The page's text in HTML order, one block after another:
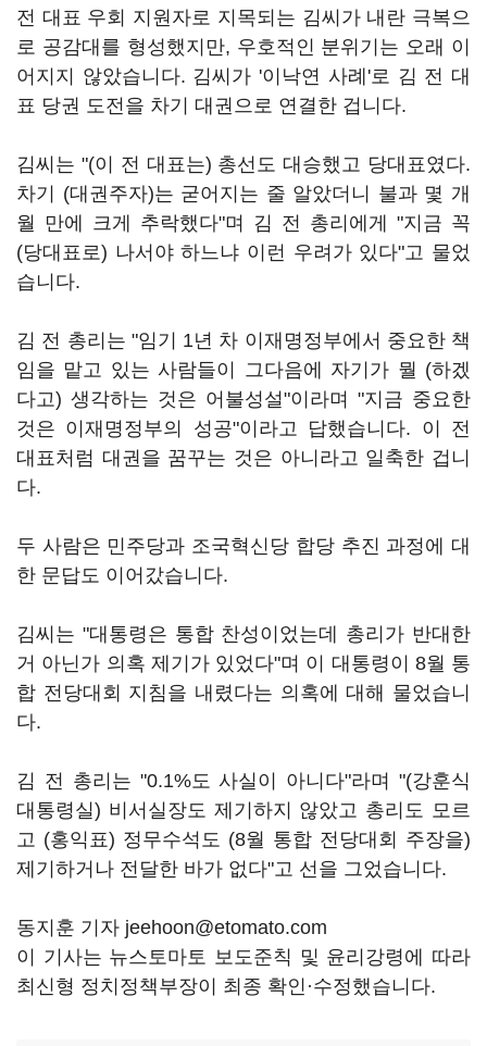
전 대표 우회 지원자로 지목되는 김씨가 내란 극복으
로 공감대를 형성했지만, 우호적인 분위기는 오래 이
어지지 않았습니다. 김씨가 '이낙연 사례'로 김 전 대
표 당권 도전을 차기 대권으로 연결한 겁니다.
김씨는 "(이 전 대표는) 총선도 대승했고 당대표였다.
차기 (대권주자)는 굳어지는 줄 알았더니 불과 몇 개
월 만에 크게 추락했다"며 김 전 총리에게 "지금 꼭
(당대표로) 나서야 하느냐 이런 우려가 있다"고 물었
습니다.
김 전 총리는 "임기 1년 차 이재명정부에서 중요한 책
임을 맡고 있는 사람들이 그다음에 자기가 뭘 (하겠
다고) 생각하는 것은 어불성설"이라며 "지금 중요한
것은 이재명정부의 성공"이라고 답했습니다. 이 전
대표처럼 대권을 꿈꾸는 것은 아니라고 일축한 겁니
다.
두 사람은 민주당과 조국혁신당 합당 추진 과정에 대
한 문답도 이어갔습니다.
김씨는 "대통령은 통합 찬성이었는데 총리가 반대한
거 아닌가 의혹 제기가 있었다"며 이 대통령이 8월 통
합 전당대회 지침을 내렸다는 의혹에 대해 물었습니
다.
김 전 총리는 "0.1%도 사실이 아니다"라며 "(강훈식
대통령실) 비서실장도 제기하지 않았고 총리도 모르
고 (홍익표) 정무수석도 (8월 통합 전당대회 주장을)
제기하거나 전달한 바가 없다"고 선을 그었습니다.
동지훈 기자 jeehoon@etomato.com
이 기사는 뉴스토마토 보도준칙 및 윤리강령에 따라
최신형 정치정책부장이 최종 확인·수정했습니다.